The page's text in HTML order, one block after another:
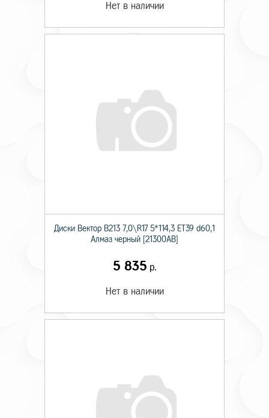
Нет в наличии
Диски Вектор В213 7,0\R17 5*114,3 ET39 d60,1
Алмаз черный [21300AB]
5 835р.
Нет в наличии